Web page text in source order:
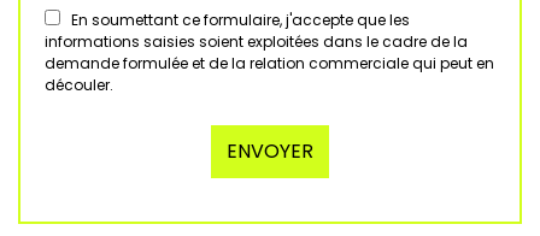
En soumettant ce formulaire, j'accepte que les
informations saisies soient exploitées dans le cadre de la
demande formulée et de la relation commerciale qui peut en
découler.